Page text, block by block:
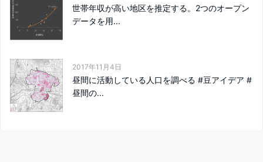
世帯年収が高い地区を推定する。2つのオープン
データを用...
2017年11月4日
昼間に活動している人口を調べる #豆アイデア #
昼間の...